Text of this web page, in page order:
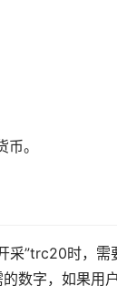
币。
采”trc20时，需
数字，如果用